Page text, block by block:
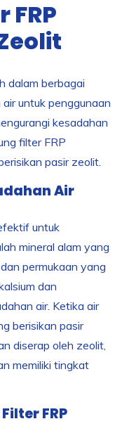
dalam berbagai
untuk penggunaan
kesadahan
filter FRP
pasir zeolit.
Air
untuk
mineral alam yang
permukaan yang
dan
air. Ketika air
berisikan pasir
diserap oleh zeolit,
memiliki tingkat
FRP